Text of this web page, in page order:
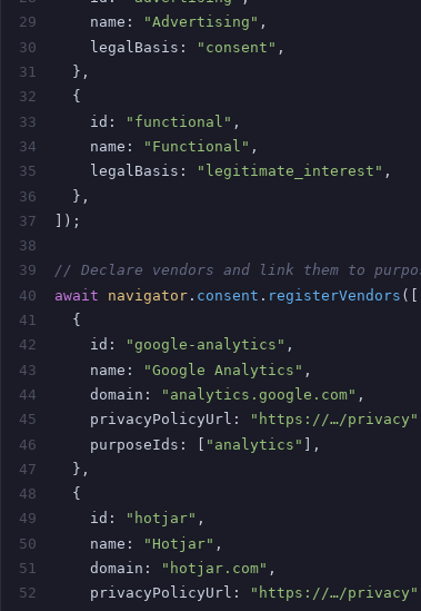
29
    name:
"Advertising" ,
30
    legalBasis:
"consent" ,
31
  },
32
  {
33
    id:
"functional" ,
34
    name:
"Functional" ,
35
    legalBasis:
"legitimate_interest" ,
36
  },
37
]);
38
39
// Declare vendors and link them to
40
await navigator . consent . registerVendors ([
41
  {
42
    id:
"google-analytics" ,
43
    name:
"Google Analytics" ,
44
    domain:
"analytics.google.com" ,
45
    privacyPolicyUrl:
"https://…/privacy"
46
    purposeIds: [
"analytics" ],
47
  },
48
  {
49
    id:
"hotjar" ,
50
    name:
"Hotjar" ,
51
    domain:
"hotjar.com" ,
52
    privacyPolicyUrl:
"https://…/privacy"